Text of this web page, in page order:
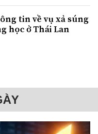
tin về vụ xả súng
học ở Thái Lan